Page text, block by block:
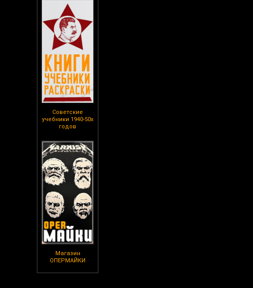
Советские
учебники 1940-50х
годов
Магазин
ОПЕРМАЙКИ